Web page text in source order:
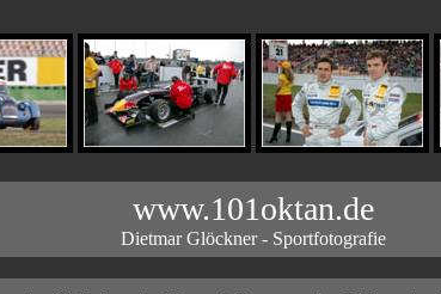
www.101oktan.de
Dietmar Glöckner - Sportfotografie